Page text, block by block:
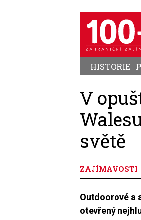
HISTORIE
V
světě
ZAJÍMAVOSTI
Outdoorové a
otevřený